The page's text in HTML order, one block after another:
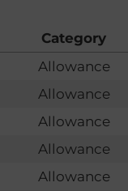
Category
Allowance
Allowance
Allowance
Allowance
Allowance